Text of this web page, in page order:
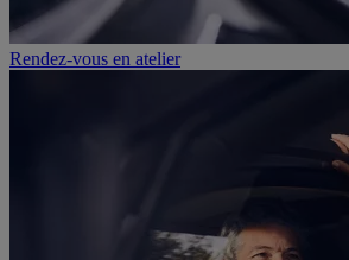
Rendez-vous en atelier